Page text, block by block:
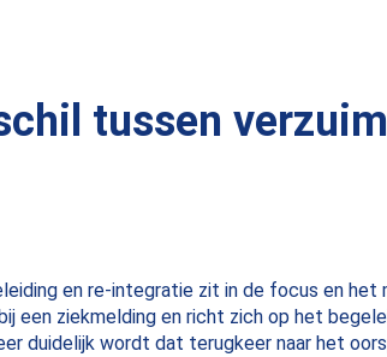
tussen
en re-integratie zit in de focus en het
een ziekmelding en richt zich op het
duidelijk wordt dat terugkeer naar het